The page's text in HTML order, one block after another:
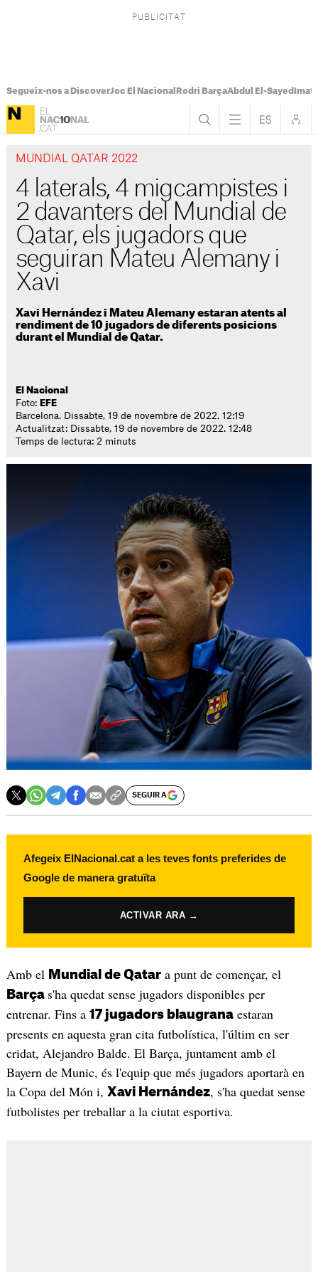
Segueix-nos a DiscoverJoc El Nacional Rodri BarçaAbdul El-Sayed
MUNDIAL QATAR 2022
4 laterals, 4 migcampistes i
2 davanters del Mundial de
Qatar, els jugadors que
seguiran Mateu Alemany i
Xavi
Xavi Hernández i Mateu Alemany estaran atents al
rendiment de 10 jugadors de diferents posicions
durant el Mundial de Qatar.
El Nacional
Foto: EFE
Barcelona. Dissabte, 19 de novembre de 2022. 12:19
Actualitzat: Dissabte, 19 de novembre de 2022. 12:48
Temps de lectura: 2 minuts
SEGUIR A
Afegeix ElNacional.cat a les teves fonts preferides de
Google de manera gratuïta
ACTIVAR ARA →
Amb el Mundial de Qatara punt de començar, el
Barça s'ha quedat sense jugadors disponibles per
entrenar. Fins a 17 jugadors blaugranaestaran
presents en aquesta gran cita futbolística, l'últim en ser
cridat, Alejandro Balde. El Barça, juntament amb el
Bayern de Munic, és l'equip que més jugadors aportarà en
la Copa del Món i, Xavi Hernández, s'ha quedat sense
futbolistes per treballar a la ciutat esportiva.